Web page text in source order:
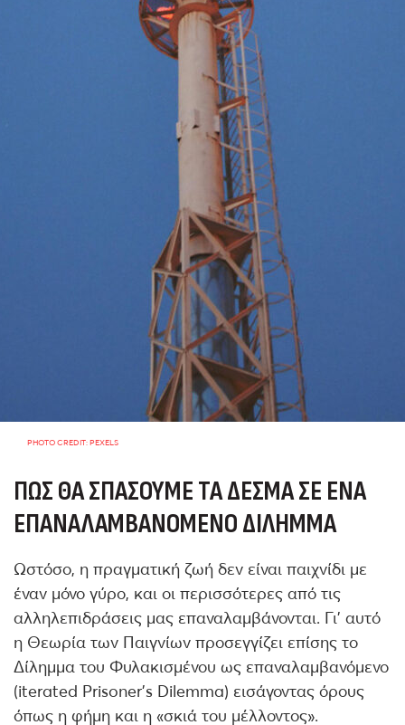
PHOTO CREDIT: PEXELS
ΠΏΣ ΘΑ ΣΠΆΣΟΥΜΕ ΤΑ ΔΕΣΜΆ ΣΕ ΈΝΑ
ΕΠΑΝΑΛΑΜΒΑΝΌΜΕΝΟ ΔΊΛΗΜΜΑ
Ωστόσο, η πραγματική ζωή δεν είναι παιχνίδι με
έναν μόνο γύρο, και οι περισσότερες από τις
αλληλεπιδράσεις μας επαναλαμβάνονται. Γι’ αυτό
η Θεωρία των Παιγνίων προσεγγίζει επίσης το
Δίλημμα του Φυλακισμένου ως επαναλαμβανόμενο
(iterated Prisoner's Dilemma) εισάγοντας όρους
όπως η φήμη και η «σκιά του μέλλοντος».